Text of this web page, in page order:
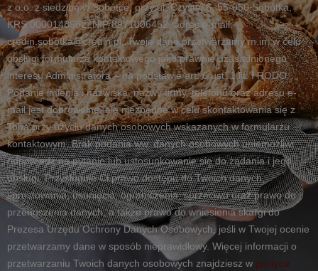
z o.o. z siedzibą w Sobótce, przy ul. Czystej 6, 55-050 Sobótka,
KRS 0000148982, NIP 8971006452, adres e-mail:
credin.sobotka@credin.pl. Twoje dane przetwarzamy m.in. w celu
obsługi formularza kontaktowego jako prawnie uzasadnionego
interesu Administratora – na podstawie art. 6 ust. 1 lit. f RODO.
Podanie imienia i nazwiska, nazwy firmy, telefonu oraz adresu e-
mail jest dobrowolne, ale niezbędne w celu skontaktowania się z
Tobą przy użyciu danych osobowych wskazanych w formularzu
kontaktowym. Brak podania ww. danych osobowych uniemożliwi
odpowiedź na pytanie lub ustosunkowanie się do żądania i jego
obsługi. Przysługuje Ci prawo dostępu do Twoich danych,
sprostowania, usunięcia, ograniczenia, sprzeciwu oraz prawo do
przenoszenia danych, a także prawo do wniesienia skargi do
Prezesa Urzędu Ochrony Danych Osobowych, jeśli w Twojej ocenie
przetwarzamy dane w sposób nieprawidłowy. Więcej informacji o
przetwarzaniu Twoich danych osobowych znajdziesz w polityce